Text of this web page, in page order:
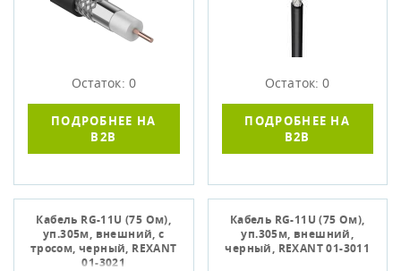
Остаток: 0
ПОДРОБНЕЕ НА
B2B
Остаток: 0
ПОДРОБНЕЕ НА
B2B
Кабель RG-11U (75 Ом),
уп.305м, внешний, с
тросом, черный, REXANT
01-3021
Кабель RG-11U (75 Ом),
уп.305м, внешний,
черный, REXANT 01-3011